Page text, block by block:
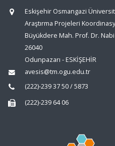
Eskişehir Osmangazi
Araştırma Projeleri
Büyükdere Mah. Prof. Dr. Nabi
26040
Odunpazarı - ESKİŞEHİR
avesis@tm.ogu.edu.tr
(222)-239 37 50 / 5873
(222)-239 64 06